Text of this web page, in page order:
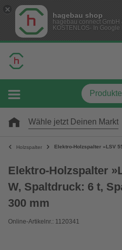
hagebau shop
hagebau connect GmbH
KOSTENLOS- In Google
Wähle jetzt Deinen Markt
Holzspalter Elektro-Holzspalter »LSV
Elektro-Holzspalter
W, Spaltdruck: 6 t,
300 mm
Online-Artikelnr.: 1120341